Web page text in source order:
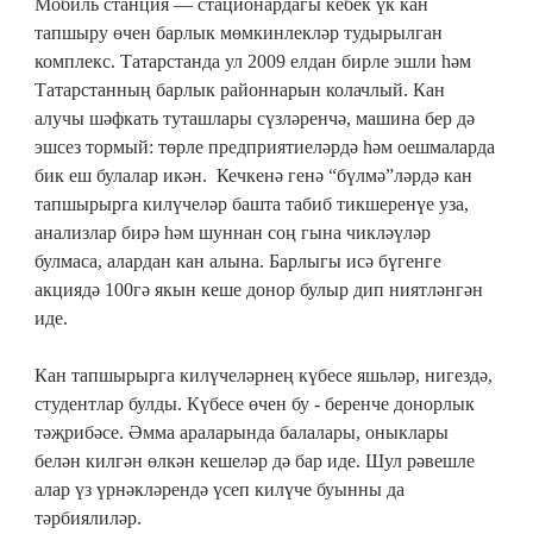
Мобиль станция — стационардагы кебек үк кан
тапшыру өчен барлык мөмкинлекләр тудырылган
комплекс. Татарстанда ул 2009 елдан бирле эшли һәм
Татарстанның барлык районнарын колачлый. Кан
алучы шәфкать туташлары сүзләренчә, машина бер дә
эшсез тормый: төрле предприятиеләрдә һәм оешмаларда
бик еш булалар икән. Кечкенә генә “бүлмә”ләрдә кан
тапшырырга килүчеләр башта табиб тикшеренүе уза,
анализлар бирә һәм шуннан соң гына чикләүләр
булмаса, алардан кан алына. Барлыгы исә бүгенге
акциядә 100гә якын кеше донор булыр дип ниятләнгән
иде.
Кан тапшырырга килүчеләрнең күбесе яшьләр, нигездә,
студентлар булды. Күбесе өчен бу - беренче донорлык
тәҗрибәсе. Әмма араларында балалары, оныклары
белән килгән өлкән кешеләр дә бар иде. Шул рәвешле
алар үз үрнәкләрендә үсеп килүче буынны да
тәрбиялиләр.